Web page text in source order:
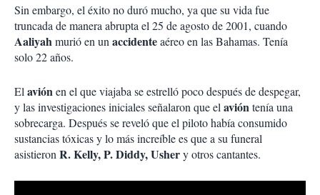
Sin embargo, el éxito no duró mucho, ya que su vida fue
truncada de manera abrupta el 25 de agosto de 2001, cuando
Aaliyahmurió en unaccidenteaéreo en las Bahamas. Tenía
solo 22 años.
Elaviónen el que viajaba se estrelló poco después de despegar,
y las investigaciones iniciales señalaron que elavióntenía una
sobrecarga. Después se reveló que el piloto había consumido
sustancias tóxicas y lo más increíble es que a su funeral
asistieronR. Kelly, P. Diddy, Ushery otros cantantes.